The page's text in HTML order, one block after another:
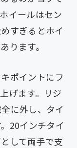
イールはセン
すぎるとホイ
ります。
ポイントにフ
げます。リジ
に外し、タイ
20インチタイ
して両手で支